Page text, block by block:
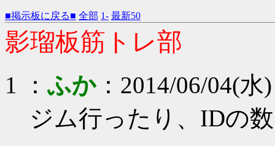
■掲示板に戻る■ 全部 1- 最新50
影瑠板筋トレ部
1 ：ふか：2014/06/04(水
ジム行ったり、IDの